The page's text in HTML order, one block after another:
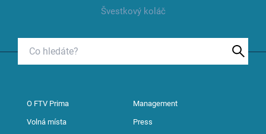
Švestkový koláč
O FTV Prima Management
Volná místa Press